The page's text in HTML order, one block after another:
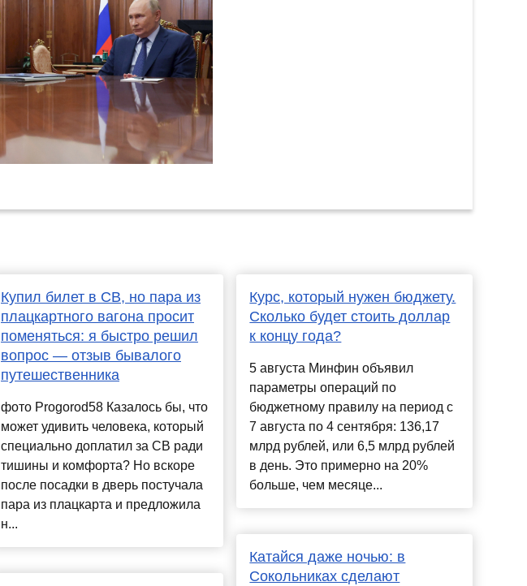
Купил билет в СВ, но пара из
плацкартного вагона просит
поменяться: я быстро решил
вопрос — отзыв бывалого
путешественника
фото Progorod58 Казалось бы, что
может удивить человека, который
специально доплатил за СВ ради
тишины и комфорта? Но вскоре
после посадки в дверь постучала
пара из плацкарта и предложила
н...
Курс, который нужен бюджету.
Сколько будет стоить доллар
к концу года?
5 августа Минфин объявил
параметры операций по
бюджетному правилу на период с
7 августа по 4 сентября: 136,17
млрд рублей, или 6,5 млрд рублей
в день. Это примерно на 20%
больше, чем месяце...
Катайся даже ночью: в
Сокольниках сделают